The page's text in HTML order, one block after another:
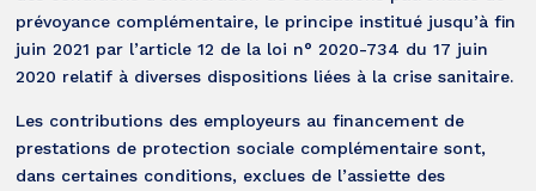
prévoyance complémentaire, le principe institué jusqu’à fin
juin 2021 par l’article 12 de la loi n° 2020-734 du 17 juin
2020 relatif à diverses dispositions liées à la crise sanitaire.
Les contributions des employeurs au financement de
prestations de protection sociale complémentaire sont,
dans certaines conditions, exclues de l’assiette des